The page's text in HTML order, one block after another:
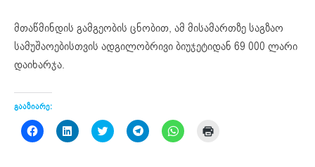
მთაწმინდის გამგეობის ცნობით, ამ მისამართზე საგზაო
სამუშაოებისთვის ადგილობრივი ბიუჯეტიდან 69 000 ლარი
დაიხარჯა.
გააზიარე:
Click
to
Click
to
Click
to
Click
to
Click
to